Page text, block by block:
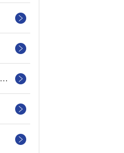
氮吹仪系列及氮气发生器